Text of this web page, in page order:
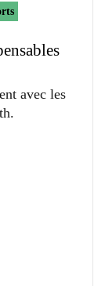
avec les